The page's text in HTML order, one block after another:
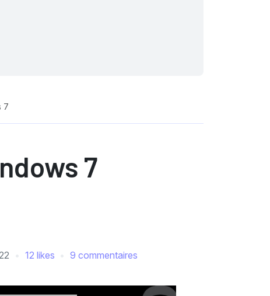
7
7
12 likes 9 commentaires